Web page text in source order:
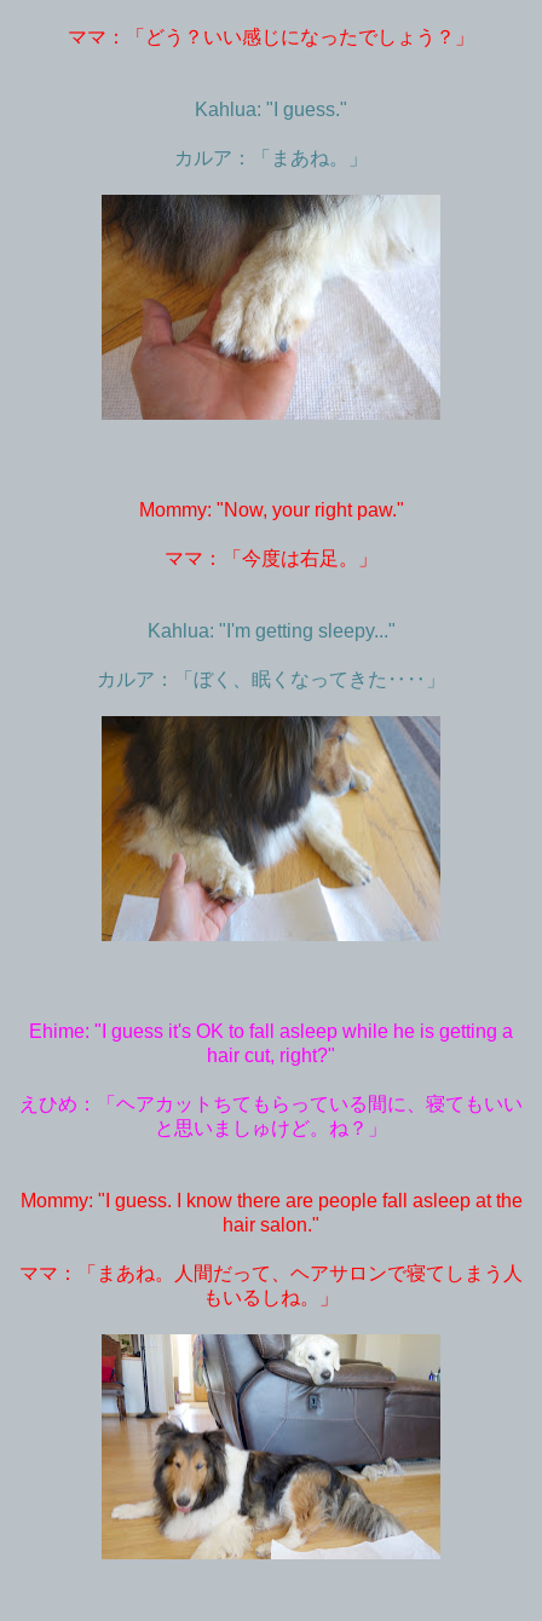
ママ：「どう？いい感じになったでしょう？」
Kahlua: "I guess."
カルア：「まあね。」
Mommy: "Now, your right paw."
ママ：「今度は右足。」
Kahlua: "I'm getting sleepy..."
カルア：「ぼく、眠くなってきた‥‥」
Ehime: "I guess it's OK to fall asleep while he is getting a
hair cut, right?"
えひめ：「ヘアカットちてもらっている間に、寝てもいい
と思いましゅけど。ね？」
Mommy: "I guess. I know there are people fall asleep at the
hair salon."
ママ：「まあね。人間だって、ヘアサロンで寝てしまう人
もいるしね。」